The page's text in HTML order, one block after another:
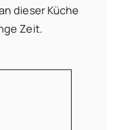
dieser Küche
Zeit.